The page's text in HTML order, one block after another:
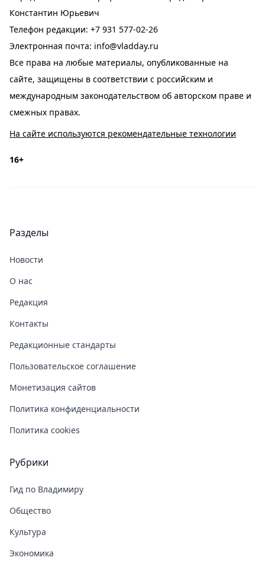
Константин Юрьевич
Телефон редакции: +7 931 577-02-26
Электронная почта: info@vladday.ru
Все права на любые материалы, опубликованные на
сайте, защищены в соответствии с российским и
международным законодательством об авторском праве и
смежных правах.
На сайте используются рекомендательные технологии
16+
Разделы
Новости
О нас
Редакция
Контакты
Редакционные стандарты
Пользовательское соглашение
Монетизация сайтов
Политика конфиденциальности
Политика cookies
Рубрики
Гид по Владимиру
Общество
Культура
Экономика